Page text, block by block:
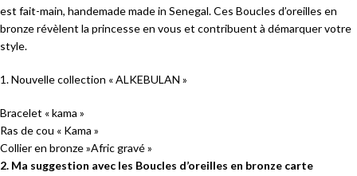
est fait-main, handemade made in Senegal. Ces Boucles d’oreilles en
bronze révèlent la princesse en vous et contribuent à démarquer votre
style.
1. Nouvelle collection « ALKEBULAN »
Bracelet « kama »
Ras de cou « Kama »
Collier en bronze »Afric gravé »
2. Ma suggestion avec les Boucles d’oreilles en bronze carte